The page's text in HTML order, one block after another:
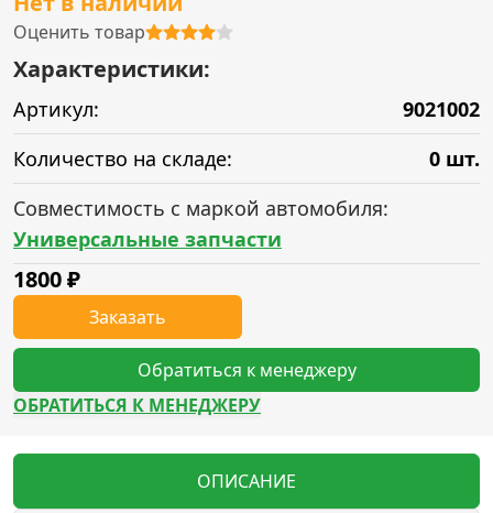
Оценить товар
Характеристики:
Артикул:
9021002
Количество на складе:
0 шт.
Совместимость с маркой автомобиля:
Универсальные запчасти
1800₽
Заказать
Обратиться к менеджеру
ОБРАТИТЬСЯ К МЕНЕДЖЕРУ
ОПИСАНИЕ